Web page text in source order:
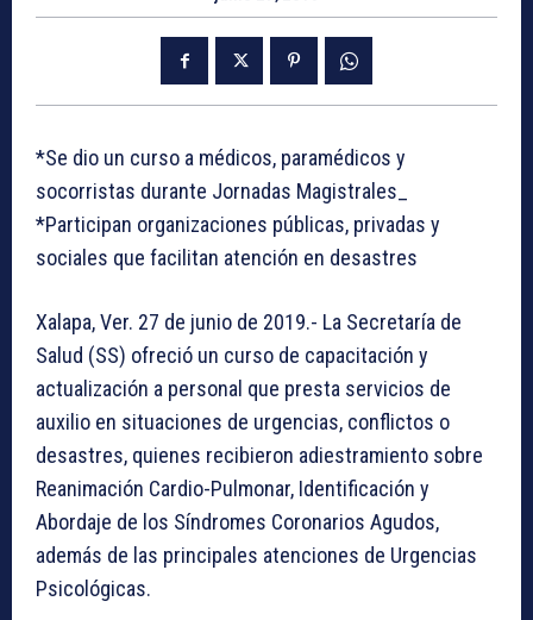
*Se dio un curso a médicos, paramédicos y
socorristas durante Jornadas Magistrales_
*Participan organizaciones públicas, privadas y
sociales que facilitan atención en desastres
Xalapa, Ver. 27 de junio de 2019.- La Secretaría de
Salud (SS) ofreció un curso de capacitación y
actualización a personal que presta servicios de
auxilio en situaciones de urgencias, conflictos o
desastres, quienes recibieron adiestramiento sobre
Reanimación Cardio-Pulmonar, Identificación y
Abordaje de los Síndromes Coronarios Agudos,
además de las principales atenciones de Urgencias
Psicológicas.